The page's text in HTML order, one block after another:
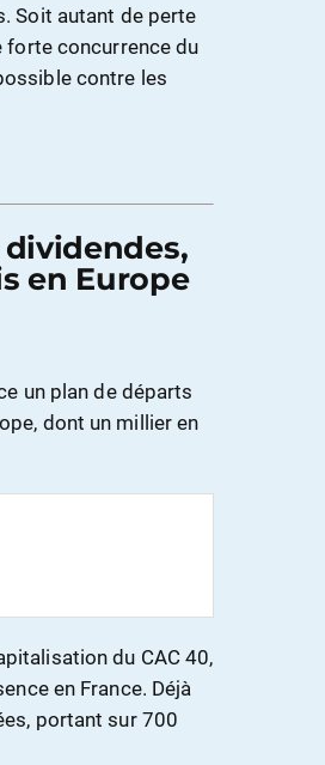
Soit autant de perte
forte concurrence du
contre les
en Europe
un plan de départs
dont un millier en
du CAC 40,
en France. Déjà
portant sur 700